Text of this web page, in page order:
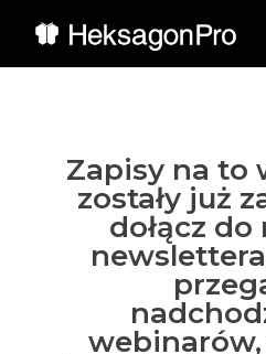
Zapisy na to
zostały już
dołącz do